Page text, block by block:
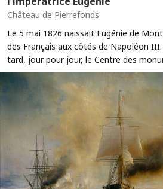
Château de Pierrefonds
Le 5 mai 1826 naissait Eugénie de
des Français aux côtés de Napoléon
tard, jour pour jour, le Centre des